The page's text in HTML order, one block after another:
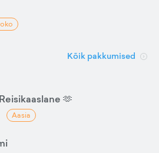
Kõik pakkumised
🫶
Aasia